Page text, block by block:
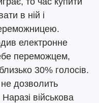
в ній і
електронне
переможцем,
30% голосів.
дозволить
військова